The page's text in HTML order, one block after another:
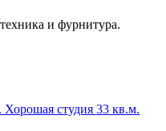
и фурнитура.
Хорошая студия 33 кв.м.